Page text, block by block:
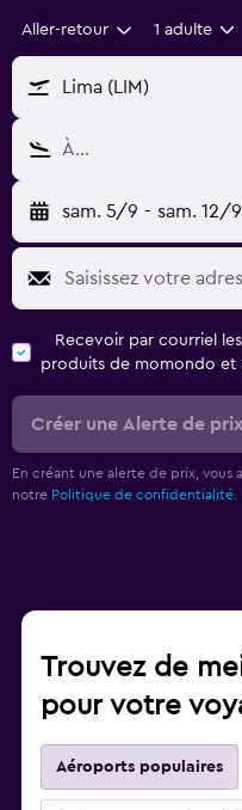
Aller-retour 1 adulte
Lima (LIM)
À…
sam. 5/9 - sam. 12/9
Recevoir par courriel
produits de momondo et
Créer une Alerte de prix
En créant une alerte de prix, vous
notre Politique de confidentialité.
Trouvez de
pour votre
Aéroports populaires